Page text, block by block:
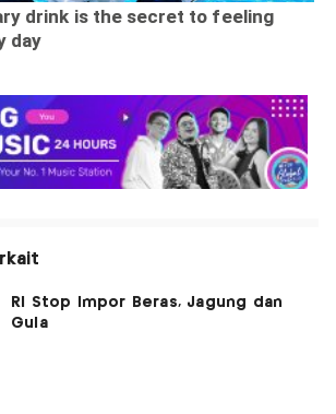
RI Stop Impor Beras, Jagung dan
Gula